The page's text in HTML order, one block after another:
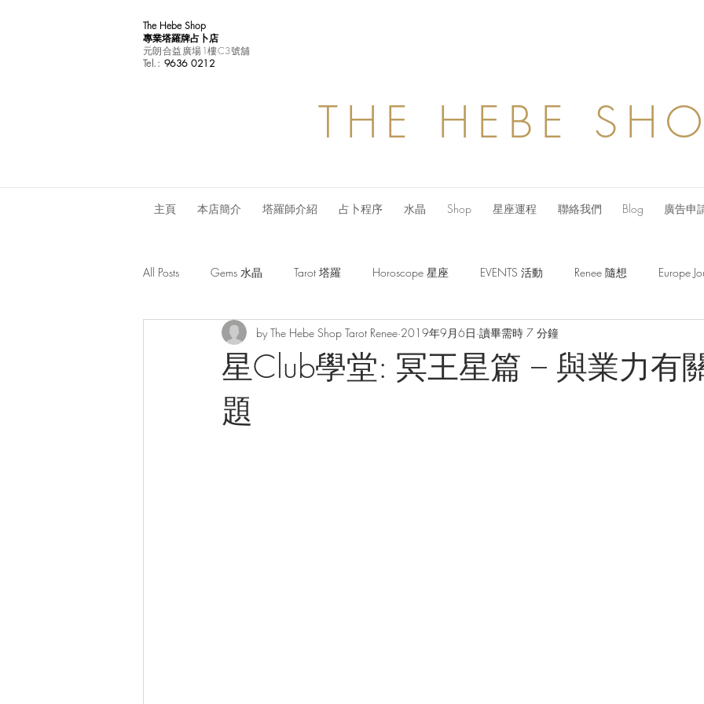
The Hebe Shop
專業塔羅牌占卜店
元朗合益廣場1樓C3號舖
Tel.: 9636 0212
THE HEBE
主頁 本店簡介 塔羅師介紹 占卜程序 水晶 Shop 星座運程 聯絡我們 Blog 廣告申
All Posts Gems 水晶 Tarot 塔羅 Horoscope 星座 EVENTS 活動 Renee 隨想 Europe
Monthly Horoscope 每月星座運程
星Club學堂: 冥王星篇 – 與業力有
題
by The Hebe Shop Tarot Renee 2019年9月6日 讀畢需時 7 分鐘